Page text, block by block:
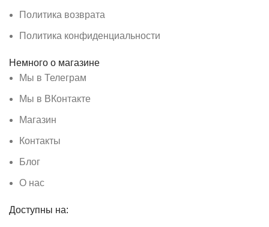
Политика возврата
Политика конфиденциальности
Немного о магазине
Мы в Телеграм
Мы в ВКонтакте
Магазин
Контакты
Блог
О нас
Доступны на: